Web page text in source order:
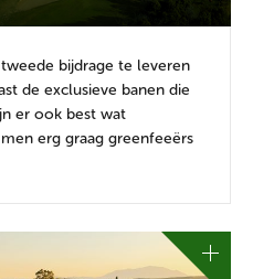
bijdrage te leveren
de exclusieve banen die
er ook best wat
erg graag greenfeeërs